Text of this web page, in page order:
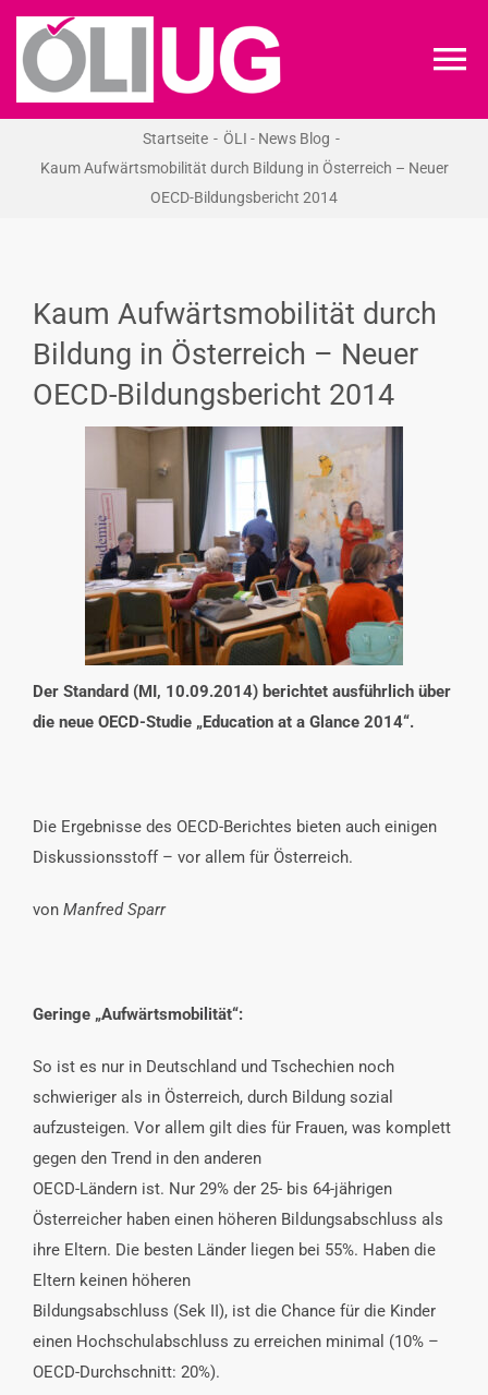
Zum
Inhalt
springen
RECHT
VERANSTALTUNGEN
INTERESSENSVERTRETUNG
KONTAKT
Startseite
ÖLI - News Blog
Kaum Aufwärtsmobilität durch Bildung in Österreich – Neuer
OECD-Bildungsbericht 2014
Kaum Aufwärtsmobilität durch
Bildung in Österreich – Neuer
OECD-Bildungsbericht 2014
Der Standard (MI, 10.09.2014) berichtet ausführlich über
die neue OECD-Studie „Education at a Glance 2014“.
Die Ergebnisse des OECD-Berichtes bieten auch einigen
Diskussionsstoff – vor allem für Österreich.
von Manfred Sparr
Geringe „Aufwärtsmobilität“:
So ist es nur in Deutschland und Tschechien noch
schwieriger als in Österreich, durch Bildung sozial
aufzusteigen. Vor allem gilt dies für Frauen, was komplett
gegen den Trend in den anderen
OECD-Ländern ist. Nur 29% der 25- bis 64-jährigen
Österreicher haben einen höheren Bildungsabschluss als
ihre Eltern. Die besten Länder liegen bei 55%. Haben die
Eltern keinen höheren
Bildungsabschluss (Sek II), ist die Chance für die Kinder
einen Hochschulabschluss zu erreichen minimal (10% –
OECD-Durchschnitt: 20%).